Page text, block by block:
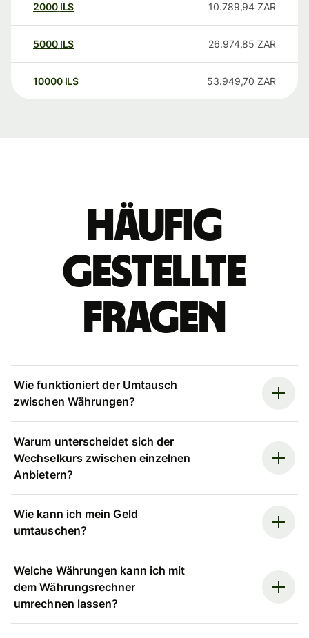
2000 ILS 10.789,94 ZAR
5000 ILS 26.974,85 ZAR
10000 ILS 53.949,70 ZAR
Häufig
gestellte
Fragen
Wie funktioniert der Umtausch
zwischen Währungen?
Warum unterscheidet sich der
Wechselkurs zwischen einzelnen
Anbietern?
Wie kann ich mein Geld
umtauschen?
Welche Währungen kann ich mit
dem Währungsrechner
umrechnen lassen?